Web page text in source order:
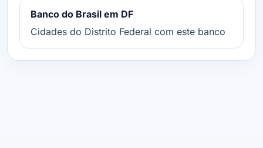
Banco do Brasil em DF
Cidades do Distrito Federal com este banco